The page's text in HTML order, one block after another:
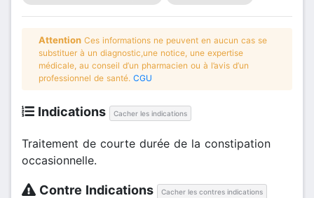
Attention Ces informations ne peuvent en aucun cas se
substituer à un diagnostic,une notice, une expertise
médicale, au conseil d’un pharmacien ou à l’avis d’un
professionnel de santé. CGU
Indications Cacher les indications
Traitement de courte durée de la constipation
occasionnelle.
Contre Indications Cacher les contres indications